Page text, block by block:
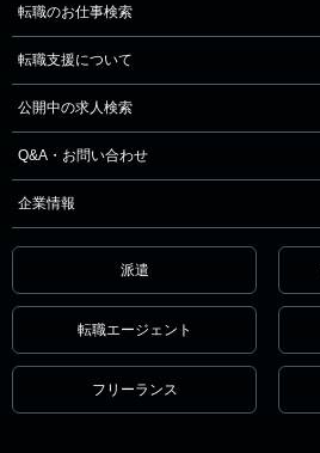
転職のお仕事検索
転職支援について
公開中の求人検索
Q&A・お問い合わせ
企業情報
派遣
転職エージェント
フリーランス